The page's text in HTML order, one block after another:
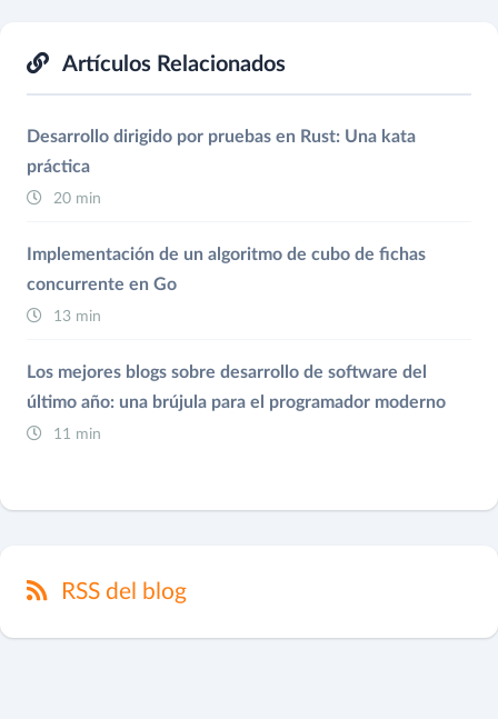
Artículos Relacionados
Desarrollo dirigido por pruebas en Rust: Una kata
práctica
20 min
Implementación de un algoritmo de cubo de fichas
concurrente en Go
13 min
Los mejores blogs sobre desarrollo de software del
último año: una brújula para el programador moderno
11 min
RSS del blog